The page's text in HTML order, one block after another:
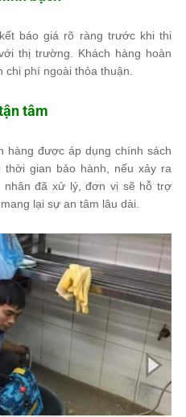
báo giá rõ ràng trước khi thi
thị trường. Khách hàng hoàn
phí ngoài thỏa thuận.
tâm
hàng được áp dụng chính sách
gian bảo hành, nếu xảy ra
nhân đã xử lý, đơn vị sẽ hỗ trợ
lại sự an tâm lâu dài.